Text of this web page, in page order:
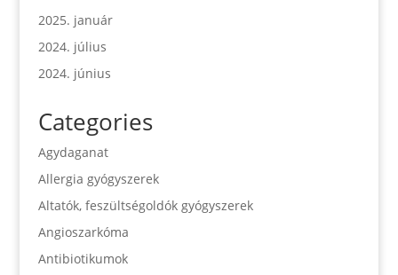
2025. január
2024. július
2024. június
Categories
Agydaganat
Allergia gyógyszerek
Altatók, feszültségoldók gyógyszerek
Angioszarkóma
Antibiotikumok